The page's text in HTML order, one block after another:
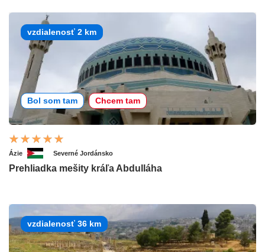
vzdialenosť 2 km
Bol som tam Chcem tam
Ázie Severné Jordánsko
Prehliadka mešity kráľa Abdulláha
vzdialenosť 36 km